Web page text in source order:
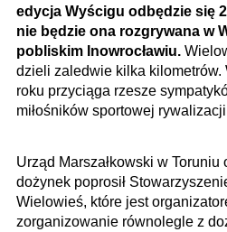
edycja Wyścigu odbędzie się
nie będzie ona rozgrywana w
pobliskim Inowrocławiu.
dzieli zaledwie kilka kilometrów.
roku przyciąga rzesze
miłośników sportowej
Urząd Marszałkowski w
dożynek poprosił
Wielowieś, które jest
zorganizowanie równolegle z